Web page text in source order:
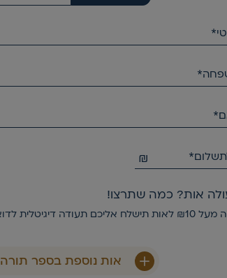
₪
אות? כמה שתרצו!
דיגיטלית לדואר האלקטרוני
אות נוספת בספר תורה